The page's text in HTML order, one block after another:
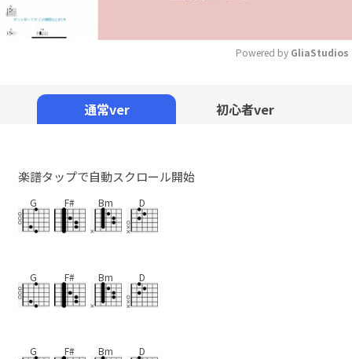
Powered by GliaStudios
通常ver 初心者ver
楽譜タップで自動スクロール開始
G F# Bm D
G F# Bm D
G F# Bm D